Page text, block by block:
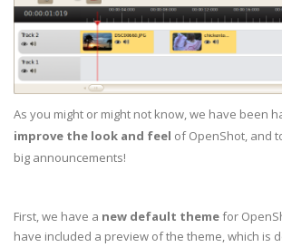
As you might or might not know, we have been
improve the look and feel of OpenShot, and
big announcements!
First, we have a new default themefor
have included a preview of the theme, which is